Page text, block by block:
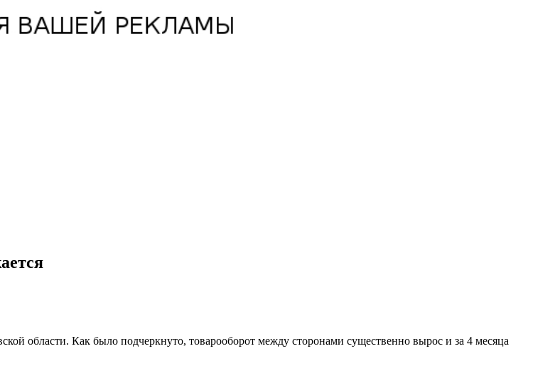
области. Как было подчеркнуто, товарооборот между сторонами существенно вырос и за 4 месяца